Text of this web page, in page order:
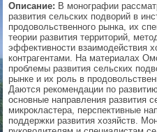
Описание: В монографии
развития сельских подворий в
продовольственного рынка, их
теории развития территорий,
эффективности взаимодействия
контрагентами. На материалах
проблемы развития сельских
рынке и их роль в
Даются рекомендации по
основные направления развития
микрокластера, перспективные
поддержки развития хозяйств.
▼
▼
▼